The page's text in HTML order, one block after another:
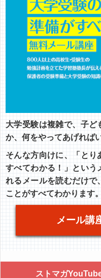
大学受験は複雑で、子ど
か、何をやってあげれ
そんな方向けに、「とり
すべてわかる！」という
れるメールを読むだけで
ことがすべてわかります。
メール講
ストマガ